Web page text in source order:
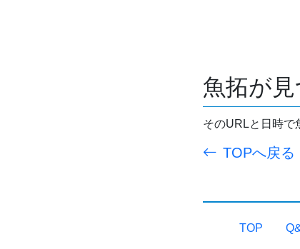
魚拓が見
そのURLと日時で
TOPへ戻る
TOP